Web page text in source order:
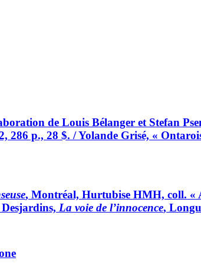
de Louis Bélanger et Stefan
p., 28 $. / Yolande Grisé, «
, Montréal, Hurtubise HMH, coll. «
La voie de l’innocence,